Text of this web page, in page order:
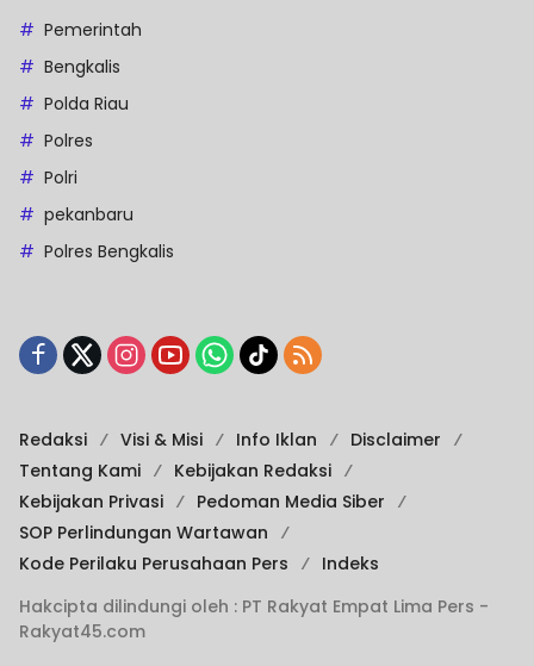
Pemerintah
Bengkalis
Polda Riau
Polres
Polri
pekanbaru
Polres Bengkalis
Redaksi Visi & Misi Info Iklan
Disclaimer
Tentang Kami
Kebijakan Redaksi
Kebijakan Privasi
Pedoman Media Siber
SOP Perlindungan Wartawan
Kode Perilaku Perusahaan Pers
Indeks
Hakcipta dilindungi oleh : PT Rakyat Empat Lima Pers -
Rakyat45.com